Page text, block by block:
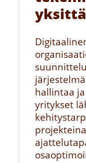
hallintaa
yritykset